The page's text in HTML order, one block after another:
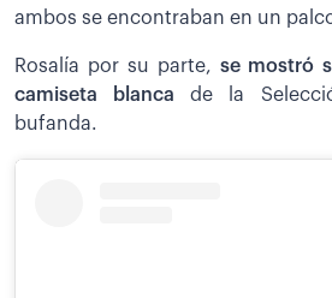
ambos se encontraban en un
Rosalía por su parte, se mostró
camiseta blanca de la
bufanda.